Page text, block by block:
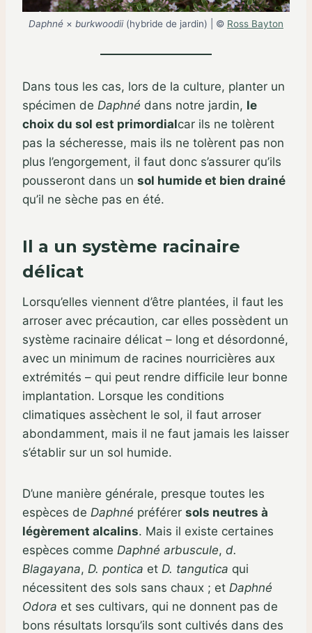
Daphné × burkwoodii (hybride de jardin) | © Ross Bayton
Dans tous les cas, lors de la culture, planter un
spécimen de Daphné dans notre jardin, le
choix du sol est primordialcar ils ne tolèrent
pas la sécheresse, mais ils ne tolèrent pas non
plus l’engorgement, il faut donc s’assurer qu’ils
pousseront dans un sol humide et bien drainé
qu’il ne sèche pas en été.
Il a un système racinaire
délicat
Lorsqu’elles viennent d’être plantées, il faut les
arroser avec précaution, car elles possèdent un
système racinaire délicat – long et désordonné,
avec un minimum de racines nourricières aux
extrémités – qui peut rendre difficile leur bonne
implantation. Lorsque les conditions
climatiques assèchent le sol, il faut arroser
abondamment, mais il ne faut jamais les laisser
s’établir sur un sol humide.
D’une manière générale, presque toutes les
espèces de Daphné préférer sols neutres à
légèrement alcalins. Mais il existe certaines
espèces comme Daphné arbuscule, d.
Blagayana, D. pontica et D. tangutica qui
nécessitent des sols sans chaux ; et Daphné
Odora et ses cultivars, qui ne donnent pas de
bons résultats lorsqu’ils sont cultivés dans des